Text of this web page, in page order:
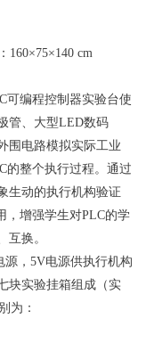
cm
编程控制器实验台使
管、大型LED数码
围电路模拟实际工业
的整个执行过程。通过
生动的执行机构验证
，增强学生对PLC的学
互换。
，5V电源供执行机构
块实验挂箱组成（实
为：